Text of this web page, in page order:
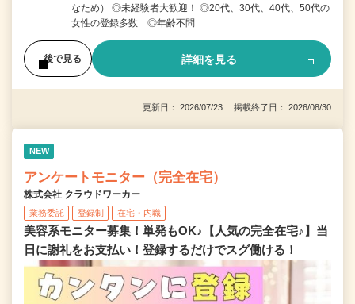
なため） ◎未経験者大歓迎！ ◎20代、30代、40代、50代の
女性の登録多数 ◎年齢不問
後で見る 詳細を見る
更新日： 2026/07/23 掲載終了日： 2026/08/30
NEW
アンケートモニター（完全在宅）
株式会社 クラウドワーカー
業務委託 登録制 在宅・内職
美容系モニター募集！単発もOK♪【人気の完全在宅♪】当
日に謝礼をお支払い！登録するだけでスグ働ける！